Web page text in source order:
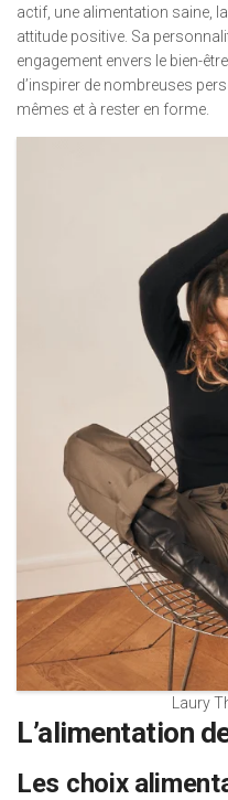
actif, une alimentation saine,
attitude positive. Sa
engagement envers le bien-
d’inspirer de nombreuses
mêmes et à rester en forme.
Laury
L’alimentation
Les choix